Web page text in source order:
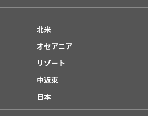
北米
オセアニア
リゾート
中近東
日本